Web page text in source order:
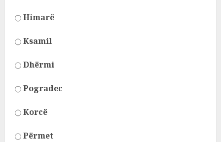
Himarë
Ksamil
Dhërmi
Pogradec
Korcë
Përmet